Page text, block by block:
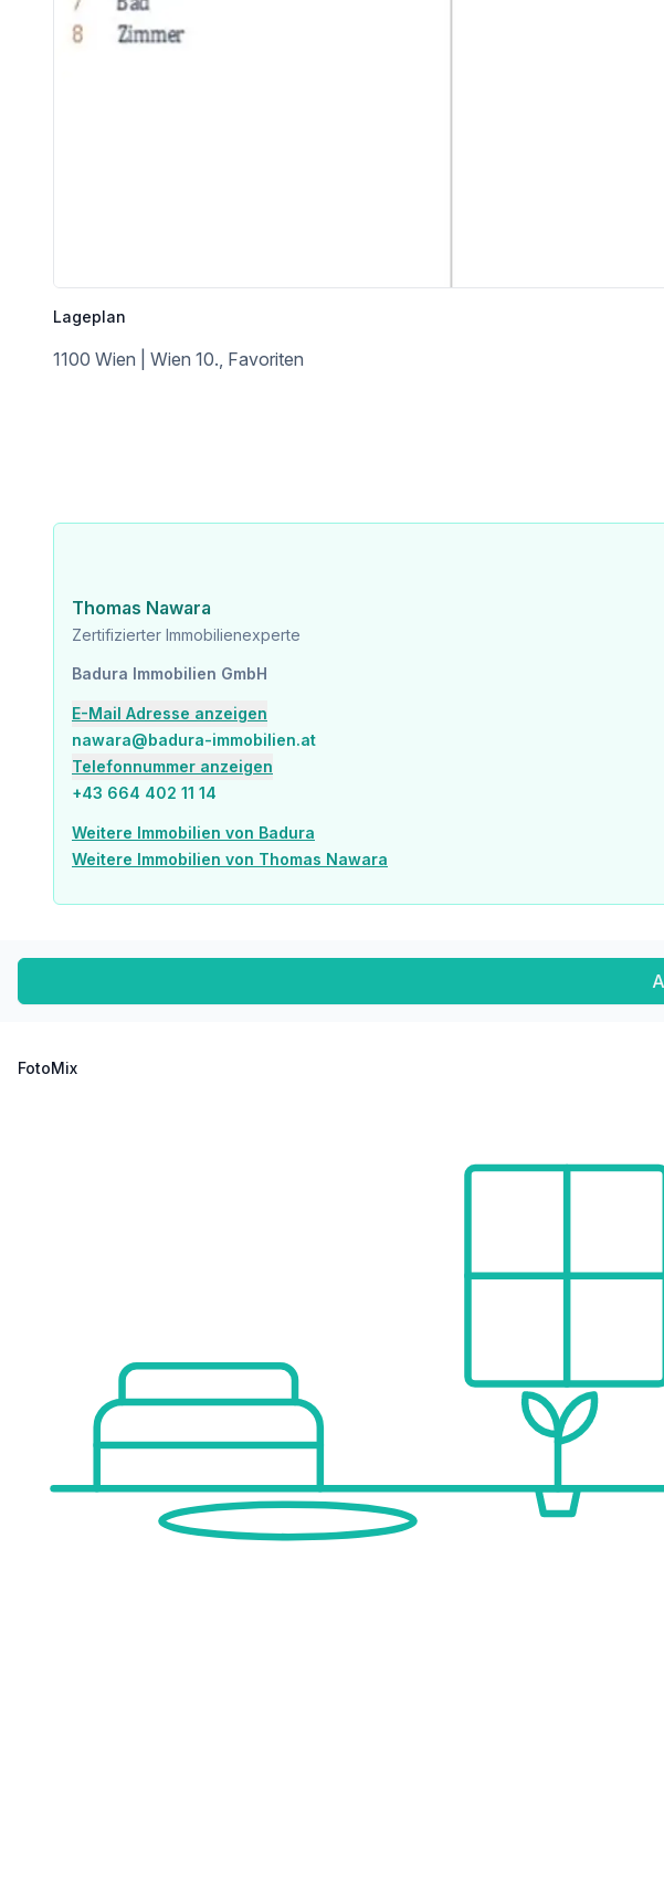
IHRE FINANZIERUNG IST GESICHERT?
Infrastruktur / Entfernungen
Gesundheit
Arzt <500m
Apotheke <500m
Universität <2.000m
Supermarkt <500m
Bäckerei <500m
Sonstige
Geldautomat <1.000m
Bank <500m
Post <1.000m
Polizei <1.000m
Verkehr
Bus <500m
Straßenbahn <500m
Lageplan
1100 Wien | Wien 10., Favoriten
Thomas Nawara
Zertifizierter Immobilienexperte
Badura Immobilien GmbH
E-Mail Adresse anzeigen
nawara@badura-immobilien.at
Telefonnummer anzeigen
+43 664 402 11 14
Weitere Immobilien von Badura
Weitere Immobilien von Thomas Nawara
FotoMix